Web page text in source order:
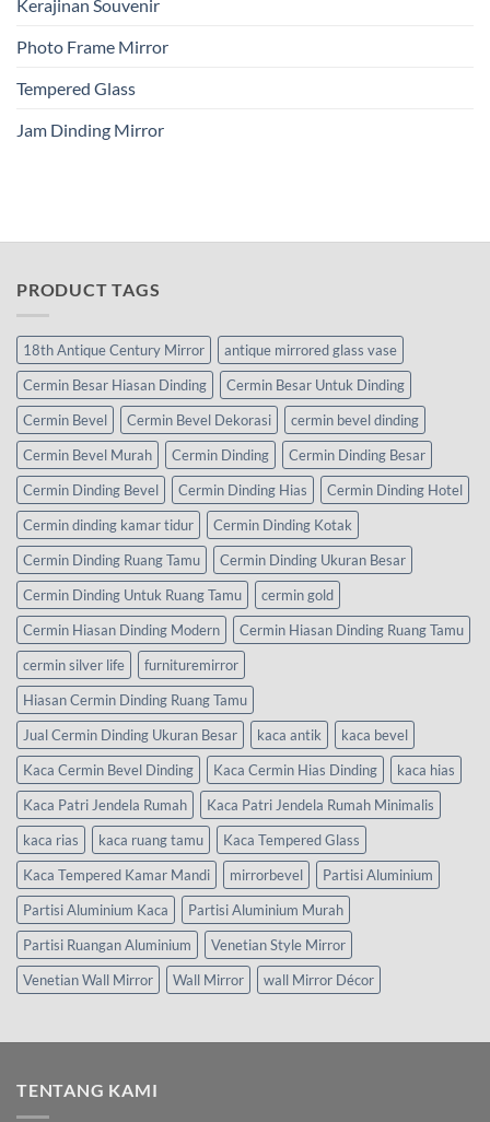
Kerajinan Souvenir
Photo Frame Mirror
Tempered Glass
Jam Dinding Mirror
PRODUCT TAGS
18th Antique Century Mirror
antique mirrored glass vase
Cermin Besar Hiasan Dinding
Cermin Besar Untuk Dinding
Cermin Bevel
Cermin Bevel Dekorasi
cermin bevel dinding
Cermin Bevel Murah
Cermin Dinding
Cermin Dinding Besar
Cermin Dinding Bevel
Cermin Dinding Hias
Cermin Dinding Hotel
Cermin dinding kamar tidur
Cermin Dinding Kotak
Cermin Dinding Ruang Tamu
Cermin Dinding Ukuran Besar
Cermin Dinding Untuk Ruang Tamu
cermin gold
Cermin Hiasan Dinding Modern
Cermin Hiasan Dinding Ruang Tamu
cermin silver life
furnituremirror
Hiasan Cermin Dinding Ruang Tamu
Jual Cermin Dinding Ukuran Besar
kaca antik
kaca bevel
Kaca Cermin Bevel Dinding
Kaca Cermin Hias Dinding
kaca hias
Kaca Patri Jendela Rumah
Kaca Patri Jendela Rumah Minimalis
kaca rias
kaca ruang tamu
Kaca Tempered Glass
Kaca Tempered Kamar Mandi
mirrorbevel
Partisi Aluminium
Partisi Aluminium Kaca
Partisi Aluminium Murah
Partisi Ruangan Aluminium
Venetian Style Mirror
Venetian Wall Mirror
Wall Mirror wall Mirror Décor
TENTANG KAMI